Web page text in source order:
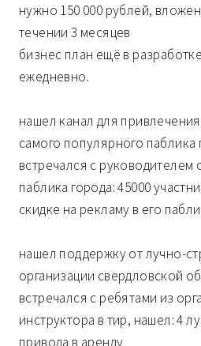
нужно 150 000 рублей,
течении 3 месяцев
бизнес план ещё в
ежедневно.
нашел канал для
самого популярного паблика
встречался с руководителем
паблика города: 45000
скидке на рекламу в его
нашел поддержку от лучно-
организации свердловской
встречался с ребятами из
инструктора в тир, нашел: 4
привода в аренду